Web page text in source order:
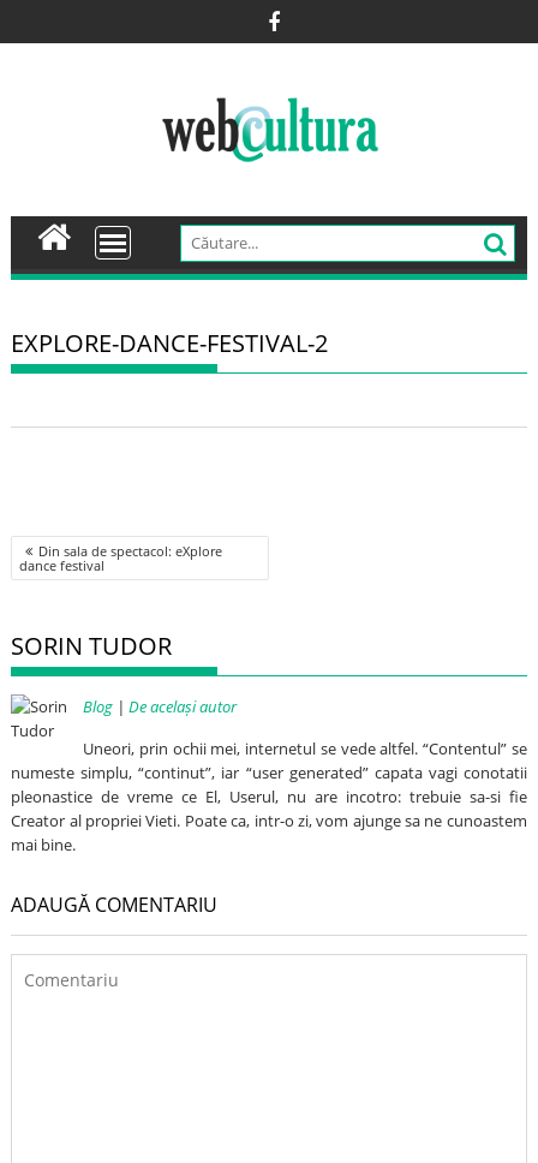
to
EXPLORE-DANCE-FESTIVAL-2
Post
navigation
Din sala de spectacol: eXplore
dance festival
SORIN TUDOR
Blog |De același autor
Uneori, prin ochii mei, internetul se vede altfel. “Contentul” se
numeste simplu, “continut”, iar “user generated” capata vagi conotatii
pleonastice de vreme ce El, Userul, nu are incotro: trebuie sa-si fie
Creator al propriei Vieti. Poate ca, intr-o zi, vom ajunge sa ne cunoastem
mai bine.
ADAUGĂ COMENTARIU